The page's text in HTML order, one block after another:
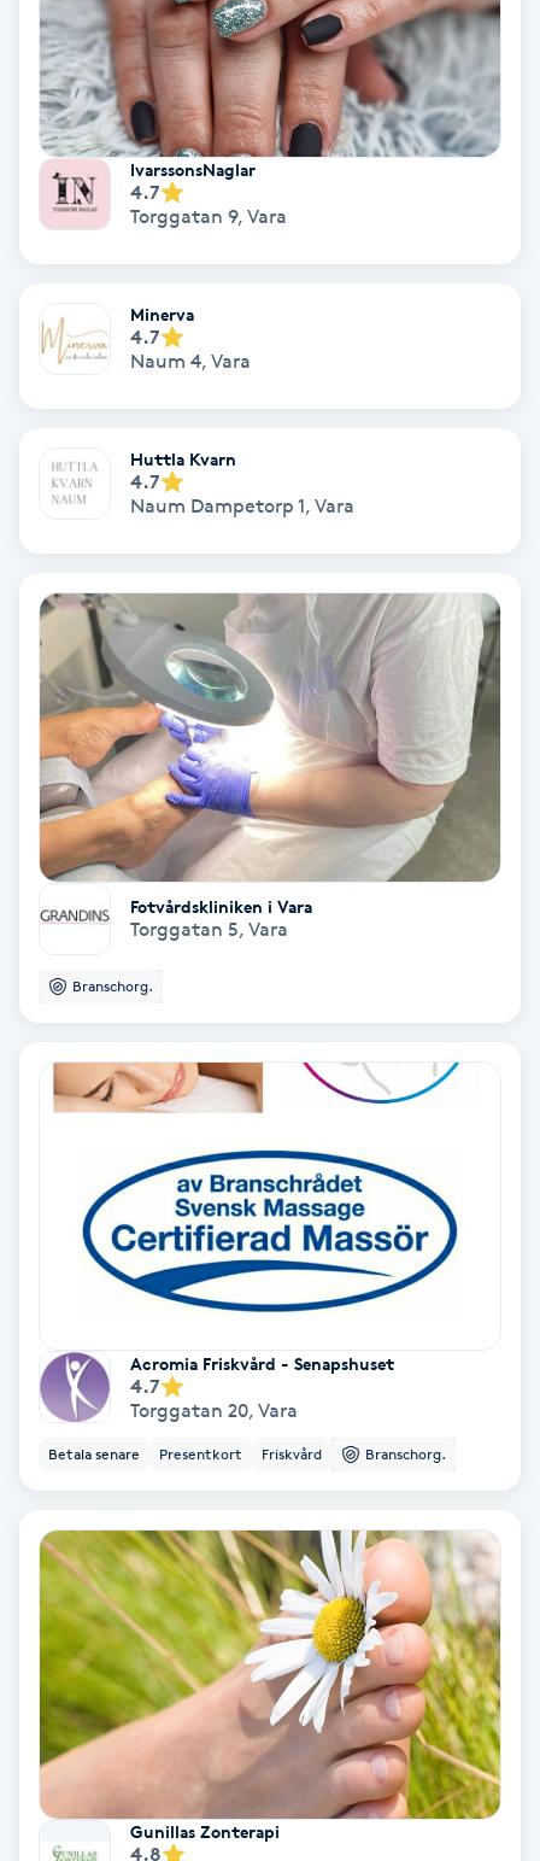
Diamantslipning
Enzympeeling
Extensions
Eyeliner-tatuering
Face framing
Faceliftmassage
Fettreducering
Fibromassage
Fillers
Fotmassage
Fotsvamp
Fotvård
Fransborttagning
Fransförlängning
Fransförlängning Megavolym
Fransförlängning Volym
Fransk manikyr
Fransrengöring
Frekvensterapi
Friskvård
Friskvårdsmassage
Frisör
Funktionsanalys
IvarssonsNaglar
4.7
Torggatan 9, Vara
Minerva
4.7
Naum 4, Vara
Huttla Kvarn
4.7
Naum Dampetorp 1, Vara
Fotvårdskliniken i Vara
Torggatan 5, Vara
Branschorg.
Acromia Friskvård - Senapshuset
4.7
Torggatan 20, Vara
Betala senare Presentkort Friskvård Branschorg.
Gunillas Zonterapi
4.8